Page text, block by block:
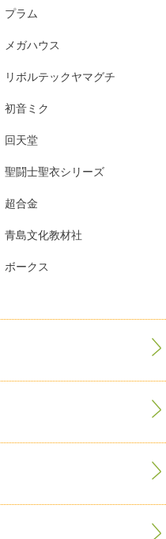
プラム
メガハウス
リボルテックヤマグチ
初音ミク
回天堂
聖闘士聖衣シリーズ
超合金
青島文化教材社
ボークス